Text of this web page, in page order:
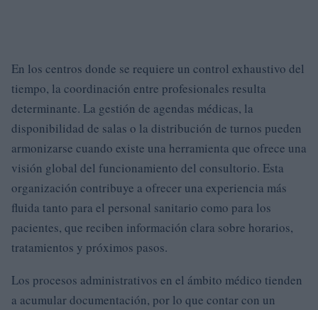
En los centros donde se requiere un control exhaustivo del
tiempo, la coordinación entre profesionales resulta
determinante. La gestión de agendas médicas, la
disponibilidad de salas o la distribución de turnos pueden
armonizarse cuando existe una herramienta que ofrece una
visión global del funcionamiento del consultorio. Esta
organización contribuye a ofrecer una experiencia más
fluida tanto para el personal sanitario como para los
pacientes, que reciben información clara sobre horarios,
tratamientos y próximos pasos.
Los procesos administrativos en el ámbito médico tienden
a acumular documentación, por lo que contar con un